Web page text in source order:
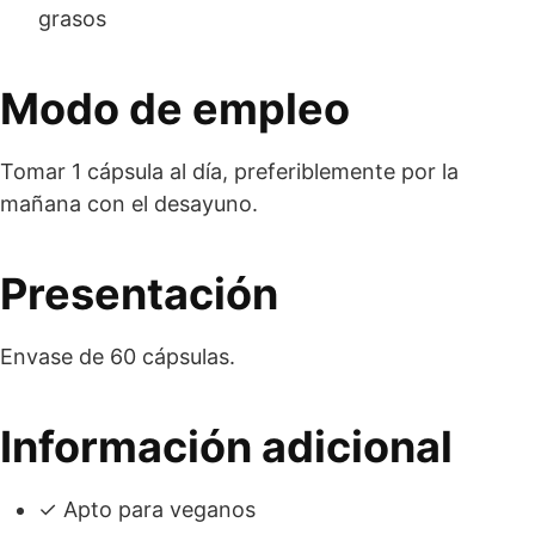
grasos
Modo de empleo
Tomar 1 cápsula al día, preferiblemente por la
mañana con el desayuno.
Presentación
Envase de 60 cápsulas.
Información adicional
✓ Apto para veganos